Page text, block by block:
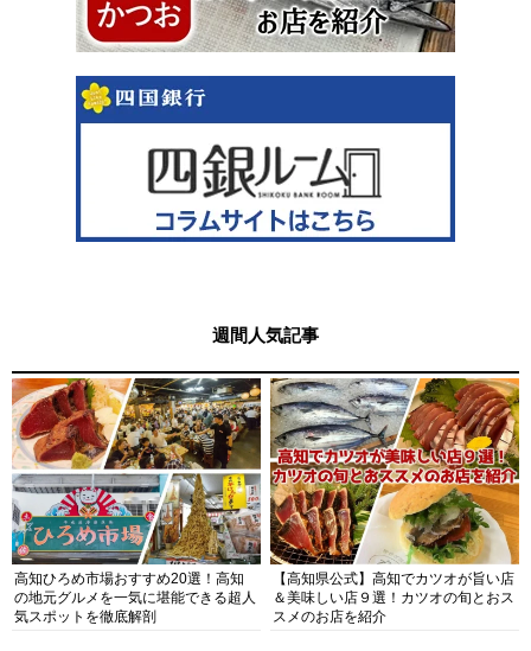
週間人気記事
高知ひろめ市場おすすめ20選！高知
の地元グルメを一気に堪能できる超人
気スポットを徹底解剖
【高知県公式】高知でカツオが旨い店
＆美味しい店９選！カツオの旬とおス
スメのお店を紹介